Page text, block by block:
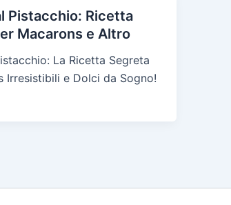
Pistacchio: Ricetta
Macarons e Altro
La Ricetta Segreta
Irresistibili e Dolci da Sogno!